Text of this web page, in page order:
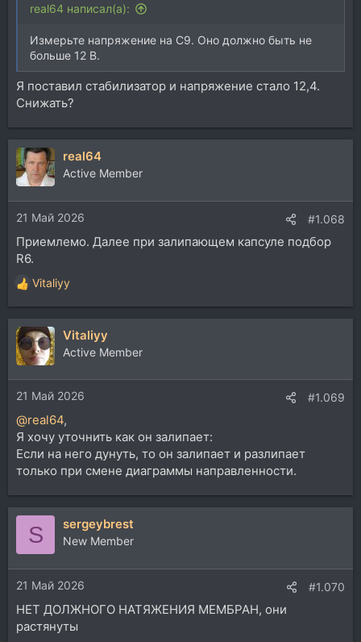
real64 написал(а):
Измерьте напряжение на C9. Оно должно быть не
больше 12 В.
Я поставил стабилизатор и напряжение стало 12,4.
Снижать?
real64
Active Member
21 Май 2026 #1.068
Приемлемо. Далее при залипающем капсуле подбор
R6.
Р
е
а
к
ц
и
и
:
Vitaliyy
Vitaliyy
Active Member
21 Май 2026 #1.069
@real64,
Я хочу уточнить как он залипает:
Если на него дунуть, то он залипает и разлипает
только при смене диаграммы направленности.
S sergeybrest
New Member
21 Май 2026 #1.070
НЕТ ДОЛЖНОГО НАТЯЖЕНИЯ МЕМБРАН, они
растянуты